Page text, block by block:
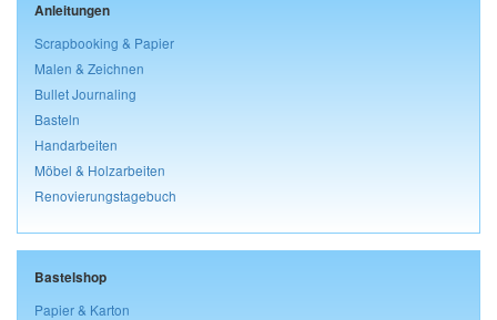
Anleitungen
Scrapbooking & Papier
Malen & Zeichnen
Bullet Journaling
Basteln
Handarbeiten
Möbel & Holzarbeiten
Renovierungstagebuch
Bastelshop
Papier & Karton